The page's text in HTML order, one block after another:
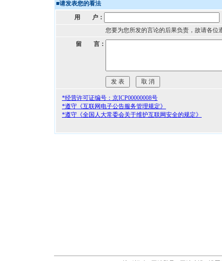
■请发表您的看法
用 户：
您要为您所发的言论的后果负责，故请各位
留 言：
*经营许可证编号：京ICP00000008号
*遵守《互联网电子公告服务管理规定》
*遵守《全国人大常委会关于维护互联网安全的规定》